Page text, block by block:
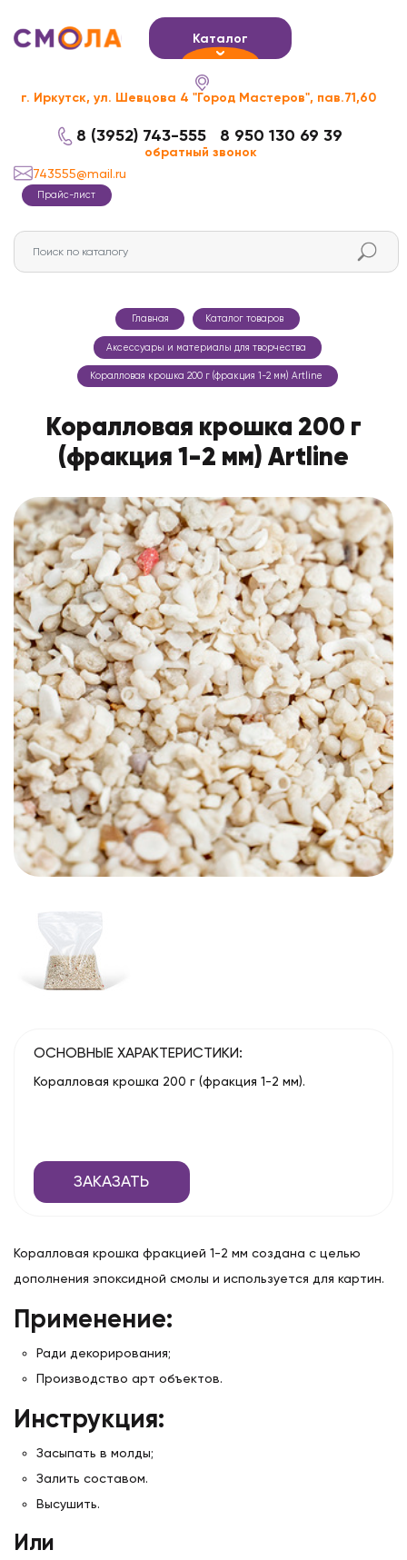
Каталог
г. Иркутск, ул. Шевцова 4 "Город Мастеров", пав.71,60
8 (3952) 743-555 8 950 130 69 39
обратный звонок
743555@mail.ru
Прайс-лист
Главная Каталог товаров
Аксессуары и материалы для творчества
Коралловая крошка 200 г (фракция 1-2 мм) Artline
Коралловая крошка 200 г
(фракция 1-2 мм) Artline
ОСНОВНЫЕ ХАРАКТЕРИСТИКИ:
Коралловая крошка 200 г (фракция 1-2 мм).
ЗАКАЗАТЬ
Коралловая крошка фракцией 1-2 мм создана с целью
дополнения эпоксидной смолы и используется для картин.
Применение:
Ради декорирования;
Производство арт объектов.
Инструкция:
Засыпать в молды;
Залить составом.
Высушить.
Или